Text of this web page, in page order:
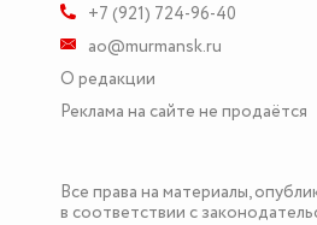
+7 (921) 724-96-40
ao@murmansk.ru
О редакции
Реклама на сайте не продаётся
Все права на материалы,
в соответствии с